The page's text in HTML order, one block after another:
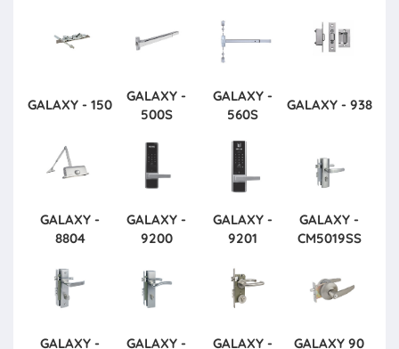
GALAXY - 150
GALAXY -
500S
GALAXY -
560S
GALAXY - 938
GALAXY -
8804
GALAXY -
9200
GALAXY -
9201
GALAXY -
CM5019SS
GALAXY -
GALAXY -
GALAXY -
GALAXY 90